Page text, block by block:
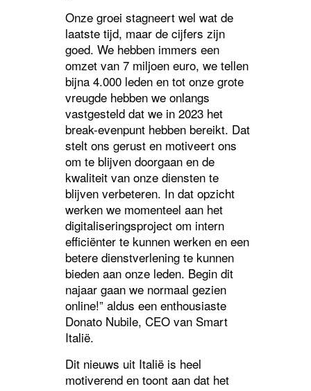
Onze groei stagneert wel wat de
laatste tijd, maar de cijfers zijn
goed. We hebben immers een
omzet van 7 miljoen euro, we tellen
bijna 4.000 leden en tot onze grote
vreugde hebben we onlangs
vastgesteld dat we in 2023 het
break-evenpunt hebben bereikt. Dat
stelt ons gerust en motiveert ons
om te blijven doorgaan en de
kwaliteit van onze diensten te
blijven verbeteren. In dat opzicht
werken we momenteel aan het
digitaliseringsproject om intern
efficiënter te kunnen werken en een
betere dienstverlening te kunnen
bieden aan onze leden. Begin dit
najaar gaan we normaal gezien
online!” aldus een enthousiaste
Donato Nubile, CEO van Smart
Italië.
Dit nieuws uit Italië is heel
motiverend en toont aan dat het